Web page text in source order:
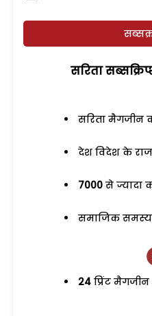
सरिता
सरिता मैगजीन
देश विदेश के
7000 से ज्यादा
समाजिक
24 प्रिंट मैगजीन